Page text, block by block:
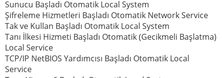
Sunucu Başladı Otomatik Local System
Şifreleme Hizmetleri Başladı Otomatik Network Service
Tak ve Kullan Başladı Otomatik Local System
Tanı İlkesi Hizmeti Başladı Otomatik (Gecikmeli Başlatma)
Local Service
TCP/IP NetBIOS Yardımcısı Başladı Otomatik Local
Service